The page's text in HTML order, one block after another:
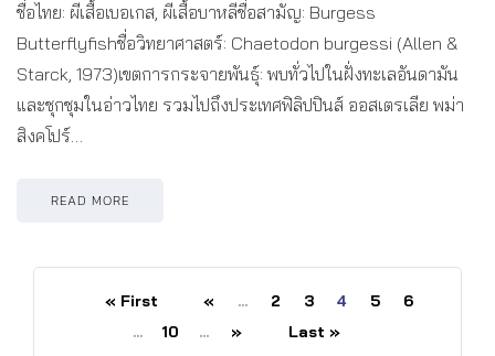
ชื่อไทย: ผีเสื้อเบอเกส, ผีเสื้อบาหลีชื่อสามัญ: Burgess
Butterflyfishชื่อวิทยาศาสตร์: Chaetodon burgessi (Allen &
Starck, 1973)เขตการกระจายพันธุ์: พบทั่วไปในฝั่งทะเลอันดามัน
และชุกชุมในอ่าวไทย รวมไปถึงประเทศฟิลิปปินส์ ออสเตรเลีย พม่า
สิงคโปร์…
READ MORE
« First « ... 2 3 4 5
6
...
10 ... » Last »